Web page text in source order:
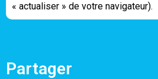
« actualiser » de votre navigateur).
Partager